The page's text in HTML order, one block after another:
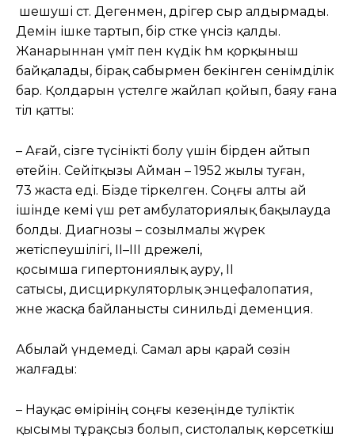
шешуші сәт. Дегенмен, дәрігер сыр алдырмады.
Демін ішке тартып, бір сәтке үнсіз қалды.
Жанарыннан үміт пен күдік һәм қорқыныш
байқалады, бірақ сабырмен бекінген сенімділік
бар. Қолдарын үстелге жайлап қойып, баяу ғана
тіл қатты:
– Ағай, сізге түсінікті болу үшін бірден айтып
өтейін. Сейітқызы Айман – 1952 жылы туған,
73 жаста еді. Бізде тіркелген. Соңғы алты ай
ішінде кемі үш рет амбулаториялық бақылауда
болды. Диагнозы – созылмалы жүрек
жетіспеушілігі, ІІ–ІІІ дәрежелі,
қосымша гипертониялық ауру, II
сатысы, дисциркуляторлық энцефалопатия,
және жасқа байланысты синильді деменция.
Абылай үндемеді. Самал ары қарай сөзін
жалғады:
– Науқас өмірінің соңғы кезеңінде тәуліктік
қысымы тұрақсыз болып, систолалық көрсеткіш